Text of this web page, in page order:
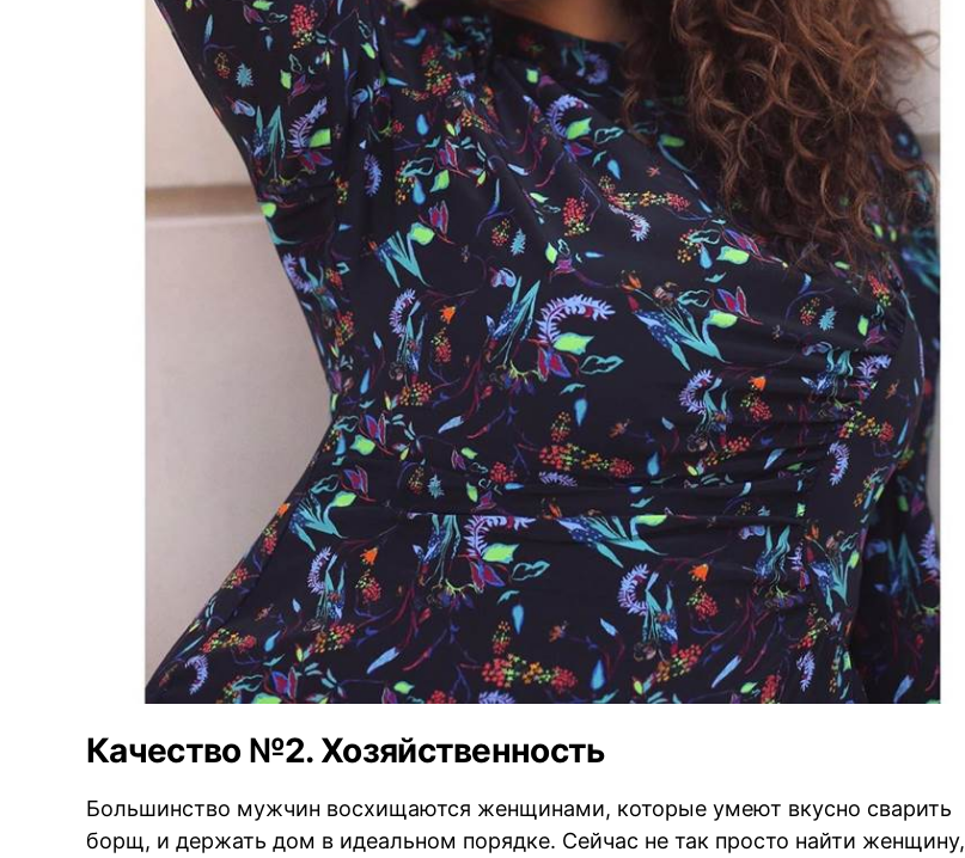
Качество №2. Хозяйственность
Большинство мужчин восхищаются женщинами, которые умеют вкусно сварить
борщ, и держать дом в идеальном порядке. Сейчас не так просто найти женщину,